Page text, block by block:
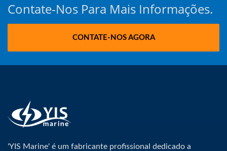
Contate-Nos Para Mais Informações.
CONTATE-NOS AGORA
'YIS Marine' é um fabricante profissional dedicado a